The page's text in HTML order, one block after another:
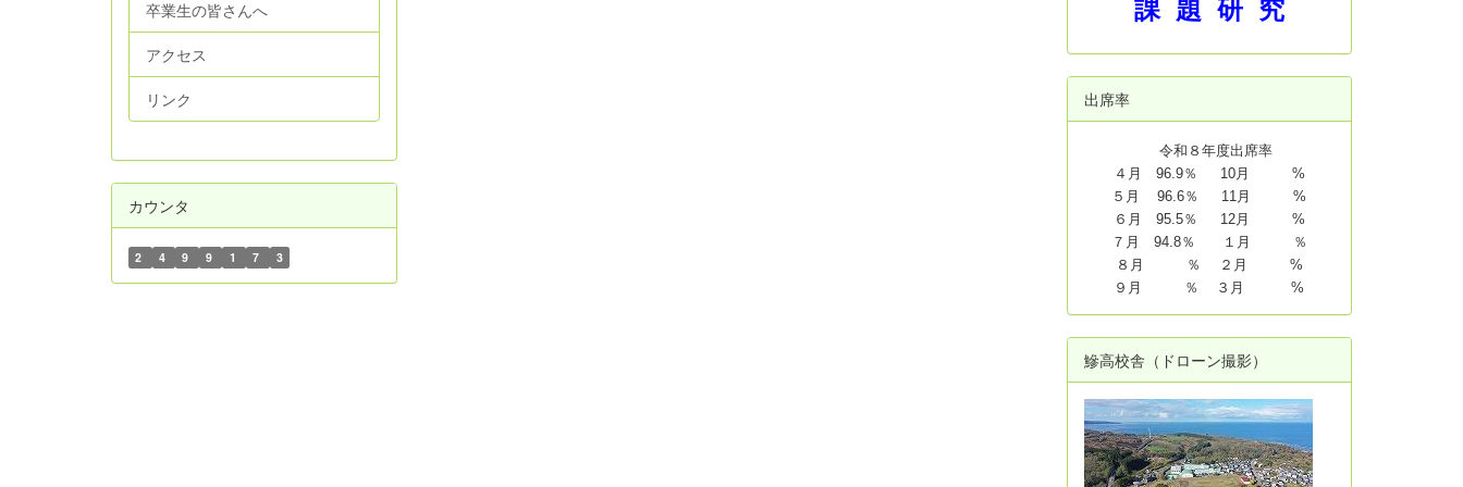
卒業生の皆さんへ
アクセス
リンク
カウンタ
2 4 9 9 1 7 3
課 題 研 究
出席率
令和８年度出席率
４月 96.9％ 10月 %
５月 96.6％ 11月 %
６月 95.5％ 12月 %
７月 94.8％ １月 ％
８月 ％ ２月 %
９月 ％ ３月 %
鰺高校舎（ドローン撮影）